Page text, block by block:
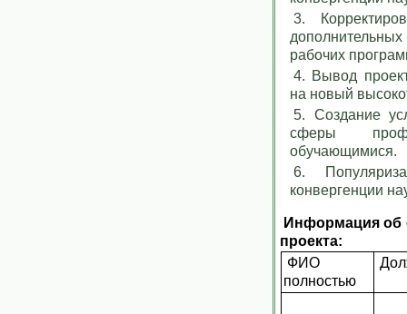
рабочих
Вывод
на новый
Создание
сферы
обучающимися.
конвергенции
Информация об
проекта:
ФИО
полностью